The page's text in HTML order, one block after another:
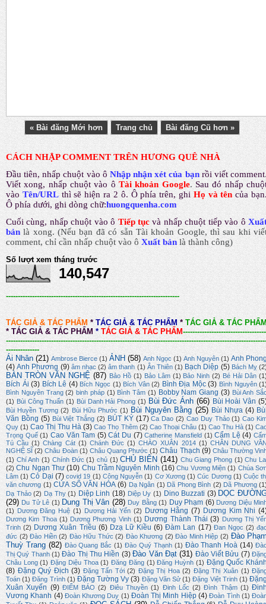
« Bài đăng Mới hơn Trang chủ Bài đăng Cũ hơn »
CÁCH NHẬP COMMENT TRÊN HƯƠNG QUÊ NHÀ
Đầu tiên, nhấp chuột vào ô Nhập nhận xét của bạn rồi viết comment
Viết xong, nhấp chuột vào ô Tài khoản Google. Sau đó nhấp
vào Tên/URL thì sẽ hiện ra 2 ô. Ô phía trên, ghi Họ và tên của
Ô phía dưới, ghi dòng chữ:huongquenha.com
Cuối cùng, nhấp chuột vào ô Tiếp tục và nhấp chuột tiếp vào ô
bản là xong.(Nếu bạn đã có sẵn Tài khoản Google, thì sau khi
comment, chỉ cần nhấp chuột vào ôXuất bản là thành công)
Số lượt xem tháng trước
140,547
-------------------------------------------------------------------------
TÁC GIẢ & TÁC PHẨM * TÁC GIẢ & TÁC PHẨM * TÁC GIẢ & TÁC
* TÁC GIẢ & TÁC PHẨM *TÁC GIẢ & TÁC PHẨM-----------------------------------
--------------
Ái Nhân (21) Ambrose Bierce (1) ẢNH (58) Anh Ngọc (1) Anh Nguyên (1) Anh
(4) Anh Phương (9) âm nhạc (2) âm thanh (1) Ân Thiên (1) Bạch Diệp (5) Bách Mỵ
BÀN TRÒN VĂN NGHỆ (87) Bảo Hồ (1) Bảo Lâm (1) Bảo Ninh (2) Bé Hải Dân
Bích Ái (3) Bích Lê (4) Bích Ngọc (1) Bích Vân (2) Bình Địa Mộc (3) Bình Nguyên
Bình Nguyên Trang (2) binh pháp (1) Bình Tâm (1) Bobby Nam Giang (3) Bùi Anh
(1) Bùi Công Thuấn (1) Bùi Danh Hải Phong (1) Bùi Đức Ánh (66) Bùi Hoài Vân
Bùi Huyền Tương (2) Bùi Hữu Phước (1) Bùi Nguyên Bằng (25) Bùi Nhựa (4)
Văn Bồng (5) Bùi Việt Thắng (2) BÚT KÝ (17) Ca Dao (2) Cao Duy Thảo (1) Cao
Quy (1) Cao Thị Thu Hà (3) Cao Thọ Thêm (2) Cao Thoại Châu (1) Cao Thu Hà (1)
Trọng Quế (1) Cao Văn Tam (5) Cát Du (7) Catherine Mansfield (1) Cẩm Lệ (4)
Tú Cầu (1) Chàng Cát (1) Chánh Đức (1) CHÀO XUÂN 2014 (1) CHÂN DUNG
NGHỆ SĨ (2) Châu Đoàn (1) Châu Quang Phước (1) Châu Thạch (9) Châu Thường
(1) Chí Anh (1) Chính Đức (1) chủ (1) CHỦ BIÊN (141) Chu Giang Phong (1) Chu
(2) Chu Ngạn Thư (10) Chu Trầm Nguyên Minh (16) Chu Vương Miện (1) Chúa
Lâm (1) Cỏ Dại (7) covid 19 (1) Công Nguyễn (1) Cơ Xương (1) Cúc Dương (1) Cuộc
văn chương (1) CỬA SỔ VĂN HÓA (6) Dạ Ngân (1) Dã Phong Bình (2) Dã Phương
Dạ Thảo (2) Dạ Thy (1) Diệp Linh (18) Diệp Uy (1) Dino Buzzati (3) DỌC
(29) Du Tử Lê (1) Dung Thị Vân (28) Duy Bằng (1) Duy Phạm (6) Dương Diệu
(1)
Dương Đăng Huệ (1) Dương Hải Yến (2) Dương Hằng (7) Dương Kim Nhi
Dương Kim Thoa (1) Dương Phương Vinh (1) Dương Thành Thái (3) Dương Thị
Trinh (2) Dương Xuân Triều (6) Dzạ Lữ Kiều (6) Đàm Lan (17) Đan Ngọc (2)
đức (2) Đào Hiền (2) Đào Hữu Thức (2) Đào Khương (2) Đào Minh Hiệp (2) Đào
Thuỳ Trang (82) Đào Quang Bắc (1) Đào Quý Thạnh (1) Đào Thanh Hoà (14)
Thị Quý Thanh (1) Đào Thị Thu Hiền (3) Đào Văn Đạt (31) Đào Viết Bửu (7)
Châu Long (1) Đặng Diệu Thoa (1) Đăng Đăng (1) Đăng Huỳnh (1) Đặng Quốc
(8) Đặng Quý Địch (3) Đặng Tấn Tới (2) Đặng Thị Hoa (2) Đặng Thị Xuân (1)
Toán (1) Đăng Trình (1) Đặng Tường Vy (3) Đặng Văn Sử (1) Đặng Việt Trinh (1)
Xuân Xuyến (9) ĐIỂM BÁO (2) Điêu Thuyền (1) Đinh Lốc (2) Đình Thậm (1)
Vương Khanh (4) Đoàn Khương Duy (1) Đoàn Thị Minh Hiệp (4) Đoàn Tình (1)